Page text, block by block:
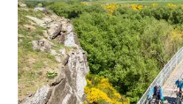
Jetzt anmelden